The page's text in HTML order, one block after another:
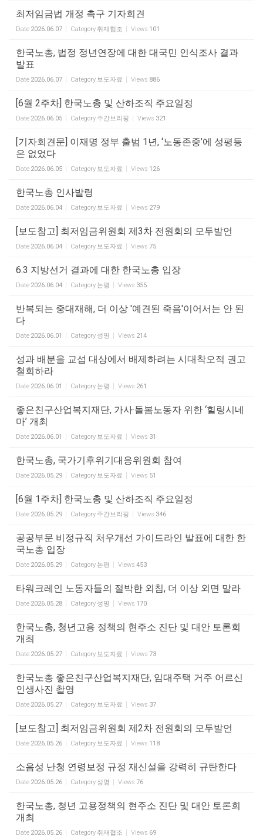
최저임금법 개정 촉구 기자회견
Date 2026.06.07 Category 취재협조 Views 101
한국노총, 법정 정년연장에 대한 대국민 인식조사 결과
발표
Date 2026.06.07 Category 보도자료 Views 886
[6월 2주차] 한국노총 및 산하조직 주요일정
Date 2026.06.05 Category 주간브리핑 Views 321
[기자회견문] 이재명 정부 출범 1년, ‘노동존중’에 성평등
은 없었다
Date 2026.06.05 Category 보도자료 Views 126
한국노총 인사발령
Date 2026.06.04 Category 보도자료 Views 279
[보도참고] 최저임금위원회 제3차 전원회의 모두발언
Date 2026.06.04 Category 보도자료 Views 75
6.3 지방선거 결과에 대한 한국노총 입장
Date 2026.06.04 Category 논평 Views 355
반복되는 중대재해, 더 이상 '예견된 죽음'이어서는 안 된
다
Date 2026.06.01 Category 성명 Views 214
성과 배분을 교섭 대상에서 배제하려는 시대착오적 권고
철회하라
Date 2026.06.01 Category 논평 Views 261
좋은친구산업복지재단, 가사·돌봄노동자 위한 ‘힐링시네
마’ 개최
Date 2026.06.01 Category 보도자료 Views 31
한국노총, 국가기후위기대응위원회 참여
Date 2026.05.29 Category 보도자료 Views 51
[6월 1주차] 한국노총 및 산하조직 주요일정
Date 2026.05.29 Category 주간브리핑 Views 346
공공부문 비정규직 처우개선 가이드라인 발표에 대한 한
국노총 입장
Date 2026.05.29 Category 논평 Views 453
타워크레인 노동자들의 절박한 외침, 더 이상 외면 말라
Date 2026.05.28 Category 성명 Views 170
한국노총, 청년고용 정책의 현주소 진단 및 대안 토론회
개최
Date 2026.05.27 Category 보도자료 Views 73
한국노총 좋은친구산업복지재단, 임대주택 거주 어르신
인생사진 촬영
Date 2026.05.27 Category 보도자료 Views 37
[보도참고] 최저임금위원회 제2차 전원회의 모두발언
Date 2026.05.26 Category 보도자료 Views 118
소음성 난청 연령보정 규정 재신설을 강력히 규탄한다
Date 2026.05.26 Category 성명 Views 76
한국노총, 청년 고용정책의 현주소 진단 및 대안 토론회
개최
Date 2026.05.26 Category 취재협조 Views 69